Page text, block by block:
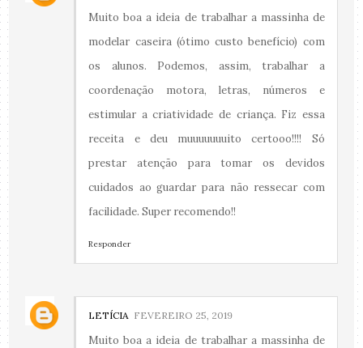
Muito boa a ideia de trabalhar a massinha de
modelar caseira (ótimo custo benefício) com
os alunos. Podemos, assim, trabalhar a
coordenação motora, letras, números e
estimular a criatividade de criança. Fiz essa
receita e deu muuuuuuuito certooo!!!! Só
prestar atenção para tomar os devidos
cuidados ao guardar para não ressecar com
facilidade. Super recomendo!!
Responder
LETÍCIA FEVEREIRO 25, 2019
Muito boa a ideia de trabalhar a massinha de